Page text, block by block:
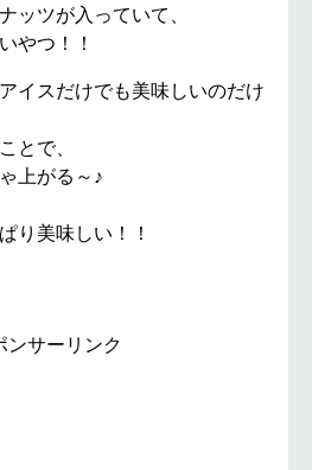
ッツが入っていて、
やつ！！
イスだけでも美味しいのだけ
とで、
上がる～♪
り美味しい！！
ンサーリンク